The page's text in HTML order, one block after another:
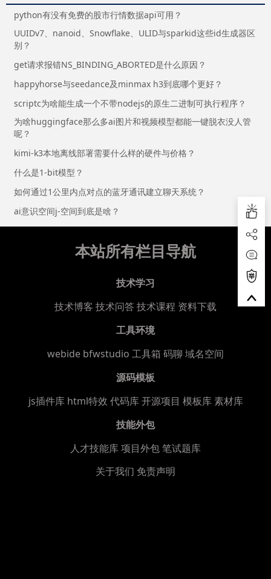
python有没有免费的股市行情数据api可用？
UUIDv7、nanoid、Snowflake、ULID与sparkid这些id生成器区
别？
get请求报错NS_BINDING_ABORTED是什么原因？
happyhorse与seedance及minmax h3到底哪个更好？
scriptc为啥能生成一个不带nodejs的原生二进制可执行程序？
为啥huggingface那么多ai图片和视频模型都能一键脱衣没人管
呢？
kimi-k3本地离线部署需要什么样的硬件与价格？
什么是1-bit模型？
如何通过1公里内点对点的蓝牙通讯建立聊天系统？
ai意识空间j-空间到底是啥？
本站所有栏目导航
技术学习
技术博客 技术问答技术课程 资料下载
工具环境
webide bfwstudio 工具箱 码聊 域名空间
源码模板
js插件库 html特效 代码库 开源项目 模板库 素材库
技能外包
人才技能库项目外包笔试题库
关于我们 免责声明